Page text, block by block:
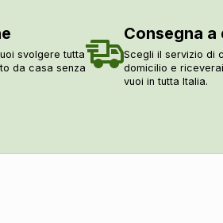
svolgere tutta
da casa senza
Consegna a
Scegli il servizio di
domicilio e
vuoi in tutta Italia.